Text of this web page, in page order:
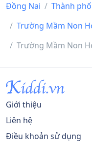
Đồng Nai
Thành
Trường Mầm Non
Trường Mầm Non
Giới thiệu
Liên hệ
Điều khoản sử dụng